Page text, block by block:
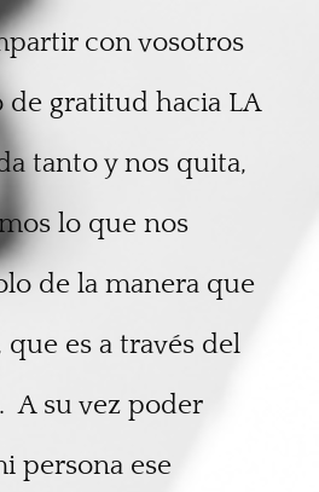
con vosotros
de gratitud hacia LA
tanto y nos quita,
lo que nos
de la manera que
es a través del
A su vez poder
persona ese